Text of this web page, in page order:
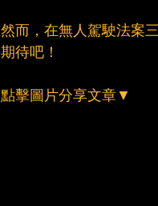
然而，在無人駕駛法案
期待吧！
點擊圖片分享文章▼